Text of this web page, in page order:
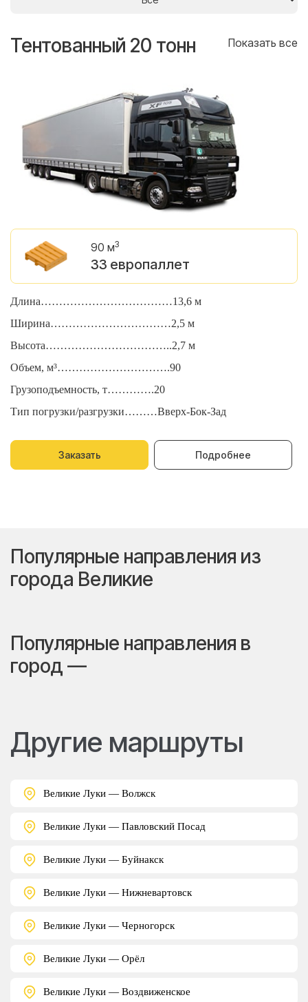
Тентованный 20 тонн Показать все
90 м3
33 европаллет
Длина………………………………13,6 м
Ширина……………………………2,5 м
Высота……………………………..2,7 м
Объем, м³………………………….90
Грузоподъемность, т………….20
Тип погрузки/разгрузки………Вверх-Бок-Зад
Заказать Подробнее
Популярные направления из
города Великие
Популярные направления в
город —
Другие маршруты
Великие Луки — Волжск
Великие Луки — Павловский Посад
Великие Луки — Буйнакск
Великие Луки — Нижневартовск
Великие Луки — Черногорск
Великие Луки — Орёл
Великие Луки — Воздвиженское